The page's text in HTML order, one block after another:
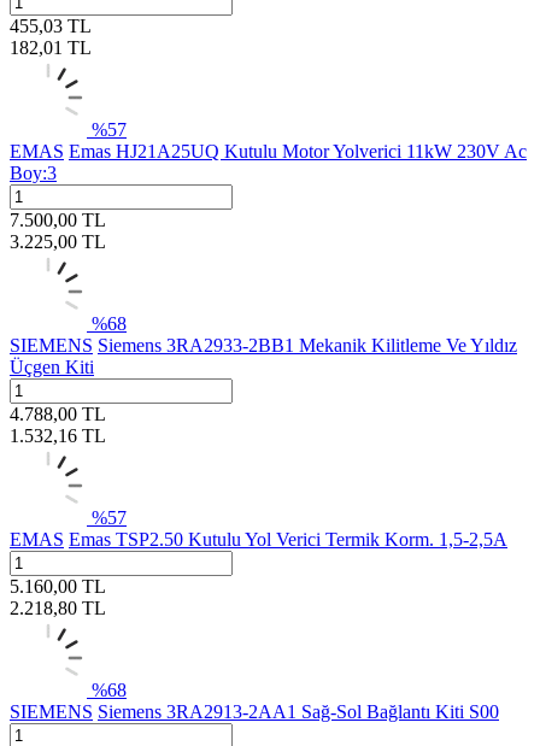
455,03 TL
182,01 TL
%57
EMAS Emas HJ21A25UQ Kutulu Motor Yolverici 11kW 230V Ac
Boy:3
7.500,00 TL
3.225,00 TL
%68
SIEMENS Siemens 3RA2933-2BB1 Mekanik Kilitleme Ve Yıldız
Üçgen Kiti
4.788,00 TL
1.532,16 TL
%57
EMAS Emas TSP2.50 Kutulu Yol Verici Termik Korm. 1,5-2,5A
5.160,00 TL
2.218,80 TL
%68
SIEMENS Siemens 3RA2913-2AA1 Sağ-Sol Bağlantı Kiti S00